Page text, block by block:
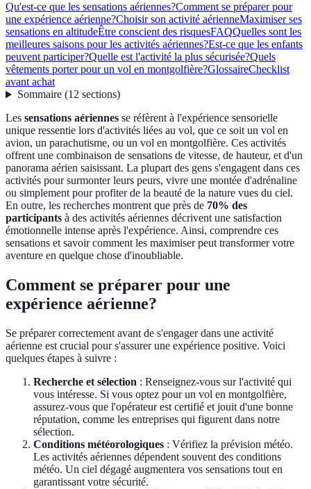
Qu'est-ce que les sensations aériennes?Comment se préparer pour
une expérience aérienne?Choisir son activité aérienneMaximiser ses
sensations en altitudeÊtre conscient des risquesFAQQuelles sont les
meilleures saisons pour les activités aériennes?Est-ce que les enfants
peuvent participer?Quelle est l'activité la plus sécurisée?Quels
vêtements porter pour un vol en montgolfière?GlossaireChecklist
avant achat
Sommaire(12 sections)
Les sensations aériennes se réfèrent à l'expérience sensorielle
unique ressentie lors d'activités liées au vol, que ce soit un vol en
avion, un parachutisme, ou un vol en montgolfière. Ces activités
offrent une combinaison de sensations de vitesse, de hauteur, et d'un
panorama aérien saisissant. La plupart des gens s'engagent dans ces
activités pour surmonter leurs peurs, vivre une montée d'adrénaline
ou simplement pour profiter de la beauté de la nature vues du ciel.
En outre, les recherches montrent que près de 70% des
participants à des activités aériennes décrivent une satisfaction
émotionnelle intense après l'expérience. Ainsi, comprendre ces
sensations et savoir comment les maximiser peut transformer votre
aventure en quelque chose d'inoubliable.
Comment se préparer pour une
expérience aérienne?
Se préparer correctement avant de s'engager dans une activité
aérienne est crucial pour s'assurer une expérience positive. Voici
quelques étapes à suivre :
Recherche et sélection : Renseignez-vous sur l'activité qui
vous intéresse. Si vous optez pour un vol en montgolfière,
assurez-vous que l'opérateur est certifié et jouit d'une bonne
réputation, comme les entreprises qui figurent dans notre
sélection.
Conditions météorologiques : Vérifiez la prévision météo.
Les activités aériennes dépendent souvent des conditions
météo. Un ciel dégagé augmentera vos sensations tout en
garantissant votre sécurité.